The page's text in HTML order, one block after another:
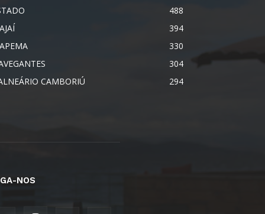
488
394
330
304
CAMBORIÚ
294
NOS